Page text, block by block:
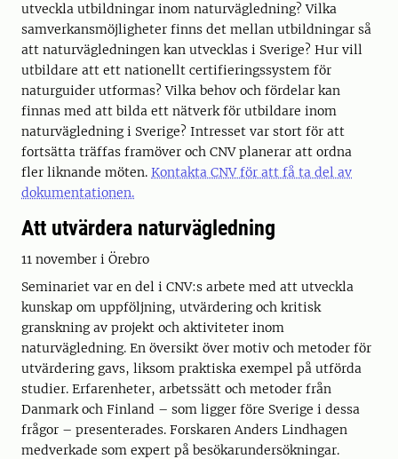
utveckla utbildningar inom naturvägledning? Vilka
samverkansmöjligheter finns det mellan utbildningar så
att naturvägledningen kan utvecklas i Sverige? Hur vill
utbildare att ett nationellt certifieringssystem för
naturguider utformas? Vilka behov och fördelar kan
finnas med att bilda ett nätverk för utbildare inom
naturvägledning i Sverige? Intresset var stort för att
fortsätta träffas framöver och CNV planerar att ordna
fler liknande möten. Kontakta CNV för att få ta del av
dokumentationen.
Att utvärdera naturvägledning
11 november i Örebro
Seminariet var en del i CNV:s arbete med att utveckla
kunskap om uppföljning, utvärdering och kritisk
granskning av projekt och aktiviteter inom
naturvägledning. En översikt över motiv och metoder för
utvärdering gavs, liksom praktiska exempel på utförda
studier. Erfarenheter, arbetssätt och metoder från
Danmark och Finland – som ligger före Sverige i dessa
frågor – presenterades. Forskaren Anders Lindhagen
medverkade som expert på besökarundersökningar.